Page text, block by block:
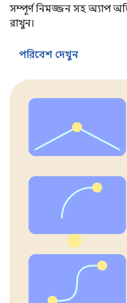
সম্পূর্ণ নিমজ্জন সহ অ্যাপ
রাখুন।
পরিবেশ দেখুন